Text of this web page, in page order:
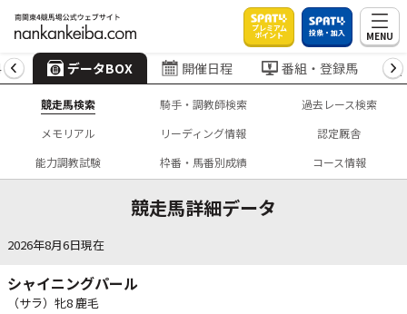
プレミアム
ポイント 投票・加入 MENU
データBOX 開催日程 番組・登録馬
競走馬検索 騎手・調教師検索
過去レース検索
メモリアル
リーディング情報
認定厩舎
能力調教試験
枠番・馬番別成績 コース情報
競走馬詳細データ
2026年8月6日現在
シャイニングパール
（サラ）牝8 鹿毛